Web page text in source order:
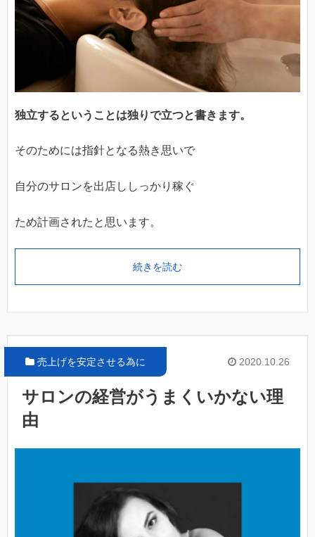
独立するということは独りで立つと書きます。
そのためには指針となる熱き思いで
自分のサロンを出店ししっかり稼ぐ
ため計画されたと思います。
続きを読む
2020.10.26
売上げを安定させる為に
サロンの経営がうまくいかない理
由